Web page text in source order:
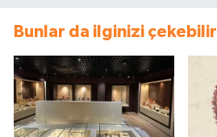
Bunlar da ilginizi çekebilir